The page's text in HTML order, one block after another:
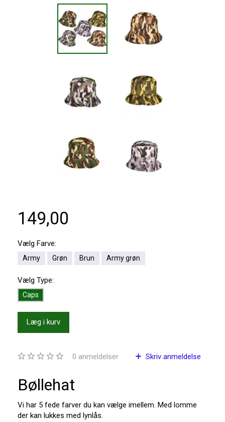
149,00
Vælg Farve:
Army Grøn Brun Army grøn
Vælg Type:
Caps
Læg i kurv
0 anmeldelser Skriv anmeldelse
Bøllehat
Vi har 5 fede farver du kan vælge imellem. Med lomme
der kan lukkes med lynlås.